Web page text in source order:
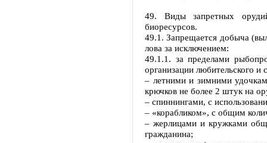
49. Виды запретных
биоресурсов.
49.1. Запрещается добыча
лова за исключением:
49.1.1. за пределами
организации любительского и
– летними и зимними
крючков не более 2 штук на
– спиннингами, с
– «корабликом», с общим
– жерлицами и кружками
гражданина;